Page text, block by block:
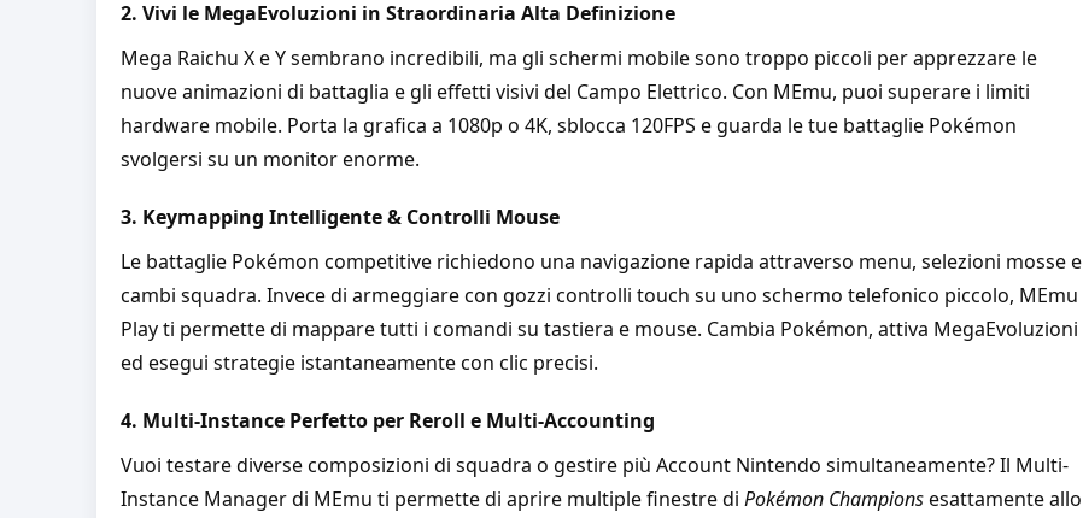
2. Vivi le MegaEvoluzioni in Straordinaria Alta Definizione
Mega Raichu X e Y sembrano incredibili, ma gli schermi mobile sono troppo piccoli per apprezzare le
nuove animazioni di battaglia e gli effetti visivi del Campo Elettrico. Con MEmu, puoi superare i limiti
hardware mobile. Porta la grafica a 1080p o 4K, sblocca 120FPS e guarda le tue battaglie Pokémon
svolgersi su un monitor enorme.
3. Keymapping Intelligente & Controlli Mouse
Le battaglie Pokémon competitive richiedono una navigazione rapida attraverso menu, selezioni mosse e
cambi squadra. Invece di armeggiare con gozzi controlli touch su uno schermo telefonico piccolo, MEmu
Play ti permette di mappare tutti i comandi su tastiera e mouse. Cambia Pokémon, attiva MegaEvoluzioni
ed esegui strategie istantaneamente con clic precisi.
4. Multi-Instance Perfetto per Reroll e Multi-Accounting
Vuoi testare diverse composizioni di squadra o gestire più Account Nintendo simultaneamente? Il Multi-
Instance Manager di MEmu ti permette di aprire multiple finestre di Pokémon Championsesattamente allo